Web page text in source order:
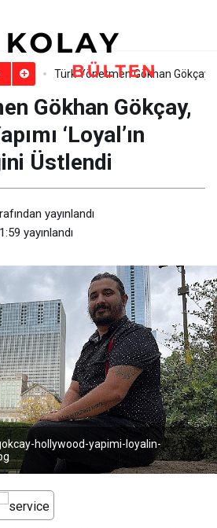
Türk Yönetmen Gökhan Gökçay,
Gökhan Gökçay,
‘Loyal’ın
Üstlendi
yayınlandı
yayınlandı
hollywood-yapimi-loyalin-
Sarıkabadayı’nın Yeni
Derin’ Global Viral
Paylaş